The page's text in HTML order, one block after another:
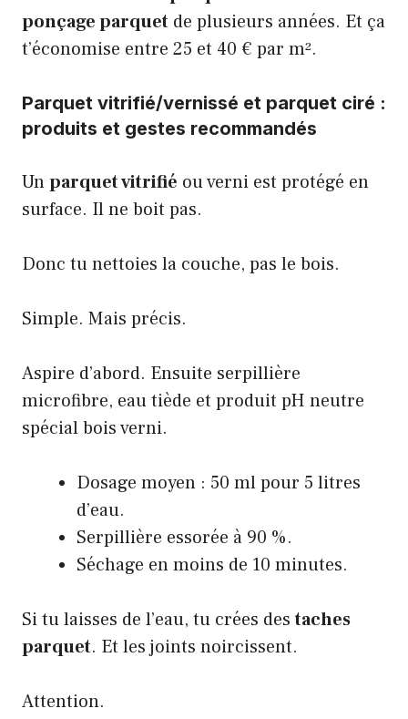
ponçage parquet de plusieurs années. Et ça
t’économise entre 25 et 40 € par m².
Parquet vitrifié/vernissé et parquet ciré :
produits et gestes recommandés
Unparquet vitrifié ou verni est protégé en
surface. Il ne boit pas.
Donc tu nettoies la couche, pas le bois.
Simple. Mais précis.
Aspire d’abord. Ensuite serpillière
microfibre, eau tiède et produit pH neutre
spécial bois verni.
Dosage moyen : 50 ml pour 5 litres
d’eau.
Serpillière essorée à 90 %.
Séchage en moins de 10 minutes.
Si tu laisses de l’eau, tu crées destaches
parquet. Et les joints noircissent.
Attention.